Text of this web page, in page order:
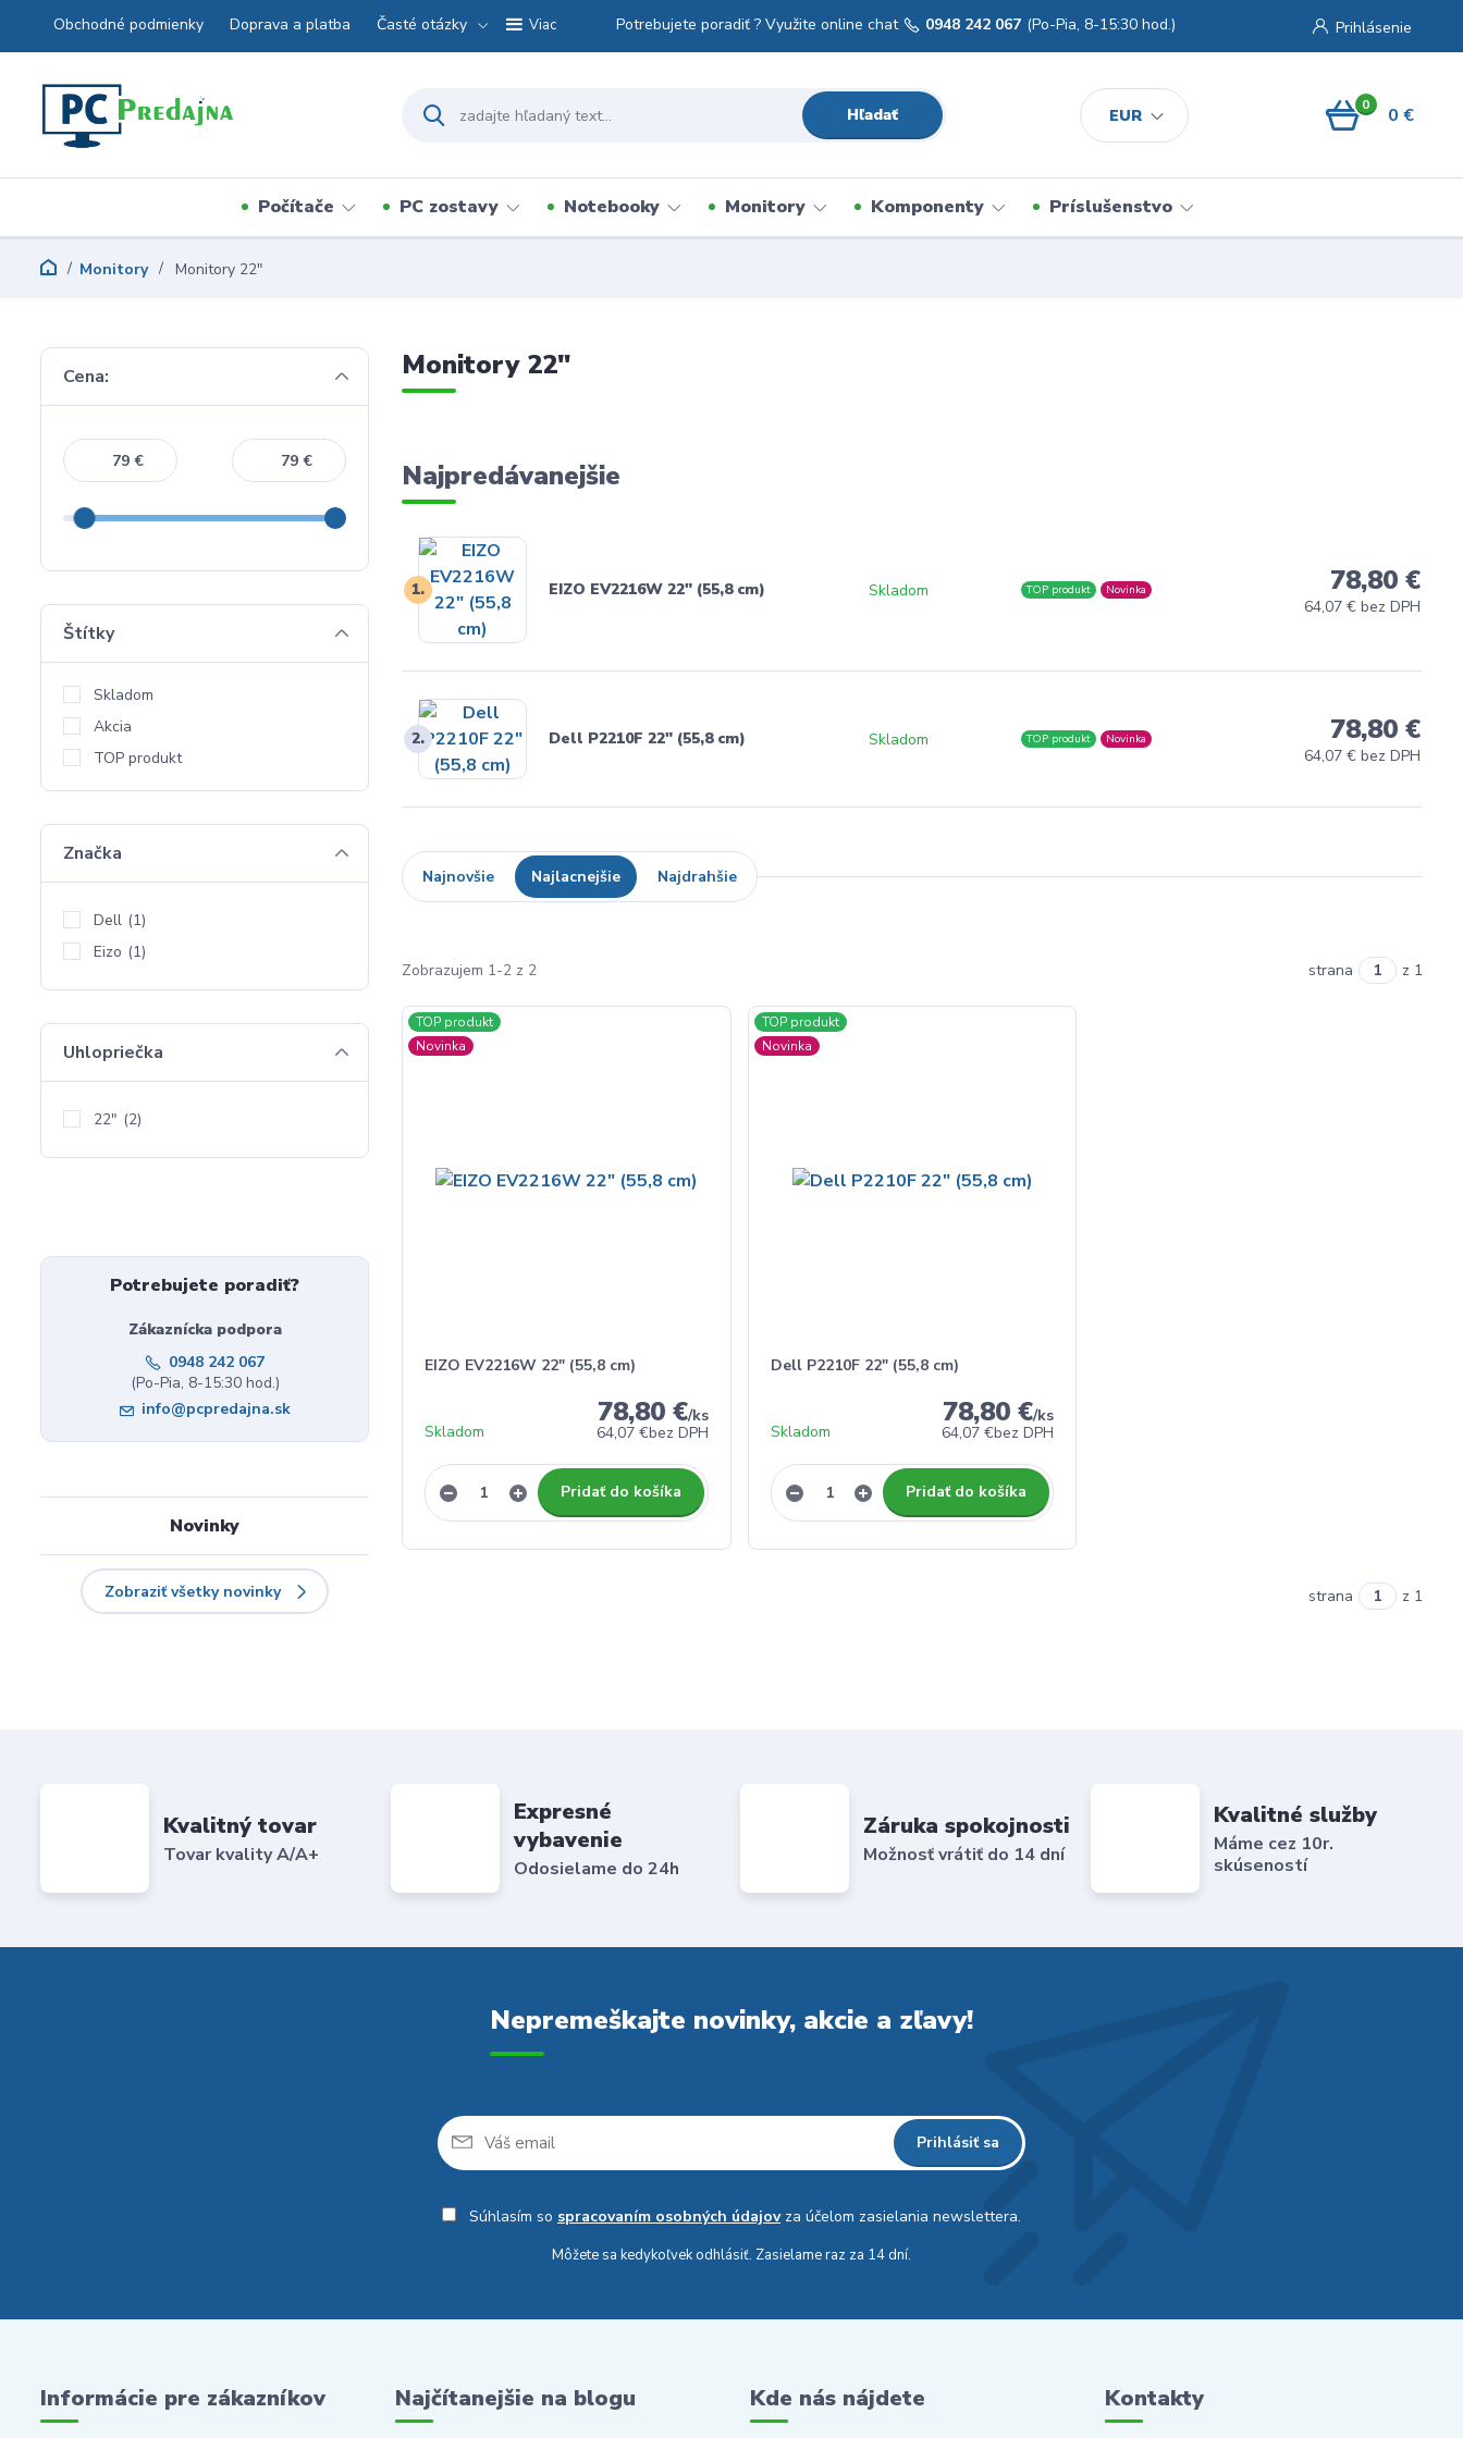
Obchodné podmienky Doprava a platba Časté otázky Viac
EUR
Prihlásenie
Hľadať
Potrebujete poradiť ? Využite online chat 0948 242 067 (Po-Pia, 8-15:30 hod.)
0 0 €
Počítače PC zostavy Notebooky Monitory Komponenty Príslušenstvo
Monitory Monitory 22"
Monitory 22"
Najpredávanejšie
1. EIZO EV2216W 22" (55,8 cm) Skladom TOP produkt Novinka 78,80 €
64,07 € bez DPH
2. Dell P2210F 22" (55,8 cm) Skladom TOP produkt Novinka 78,80 €
64,07 € bez DPH
Najnovšie Najlacnejšie Najdrahšie
Zobrazujem 1-2 z 2 strana z 1
TOP produkt
Novinka
EIZO EV2216W 22" (55,8 cm)
78,80 €/ks
64,07 €bez DPH
Skladom
Pridať do košíka
TOP produkt
Novinka
Dell P2210F 22" (55,8 cm)
78,80 €/ks
64,07 €bez DPH
Skladom
Pridať do košíka
strana z 1
Cena:
€ €
Štítky
Skladom
Akcia
TOP produkt
Značka
Dell (1)
Eizo (1)
Uhlopriečka
22" (2)
Potrebujete poradiť?
Zákaznícka podpora
0948 242 067
(Po-Pia, 8-15:30 hod.)
info@pcpredajna.sk
Novinky
Zobraziť všetky novinky
Kvalitný tovar
Tovar kvality A/A+
Expresné
vybavenie
Odosielame do 24h
Záruka spokojnosti
Možnosť vrátiť do 14 dní
Kvalitné služby
Máme cez 10r.
skúseností
Nepremeškajte novinky, akcie a zľavy!
Prihlásiť sa
Súhlasím so spracovaním osobných údajovza účelom zasielania newslettera.
Môžete sa kedykoľvek odhlásiť. Zasielame raz za 14 dní.
Informácie pre zákazníkov Najčítanejšie na blogu Kde nás nájdete Kontakty